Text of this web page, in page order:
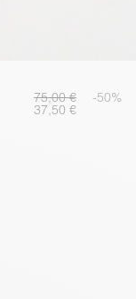
75,00 € -50%
37,50 €